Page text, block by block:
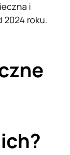
i
roku.